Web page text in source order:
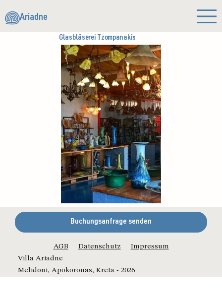
Ariadne
Glasbläserei Tzompanakis
Buchungsanfrage senden
AGB Impressum
Datenschutz
Villa Ariadne
Melidoni, Apokoronas, Kreta - 2026